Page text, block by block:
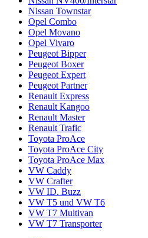
Nissan Townstar
Opel Combo
Opel Movano
Opel Vivaro
Peugeot Bipper
Peugeot Boxer
Peugeot Expert
Peugeot Partner
Renault Express
Renault Kangoo
Renault Master
Renault Trafic
Toyota ProAce
Toyota ProAce City
Toyota ProAce Max
VW Caddy
VW Crafter
VW ID. Buzz
VW T5 und VW T6
VW T7 Multivan
VW T7 Transporter